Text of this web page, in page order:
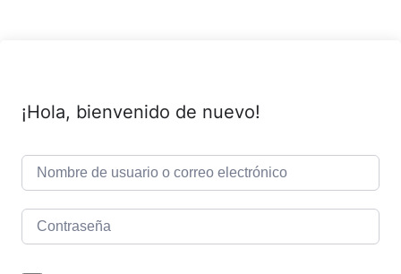
¡Hola, bienvenido de nuevo!